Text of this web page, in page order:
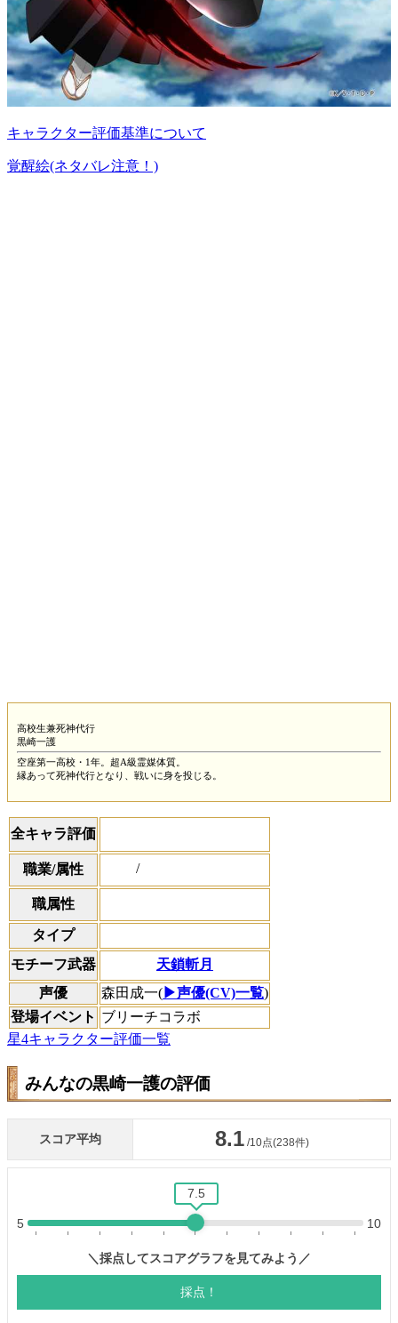
キャラクター評価基準について
覚醒絵(ネタバレ注意！)
高校生兼死神代行
黒崎一護
空座第一高校・1年。超A級霊媒体質。
縁あって死神代行となり、戦いに身を投じる。
全キャラ評価
職業/属性 /
職属性
タイプ
モチーフ武器
天鎖斬月
声優
森田成一( ▶声優(CV)一覧)
登場イベント ブリーチコラボ
星4キャラクター評価一覧
みんなの黒崎一護の評価